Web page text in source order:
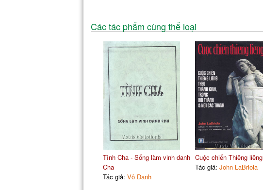
Các tác phẩm cùng thể loại
Tình Cha - Sống làm vinh danh
Cha
Tác giả: Vô Danh
Cuộc chiến Thiêng liêng
Tác giả: John LaBriola